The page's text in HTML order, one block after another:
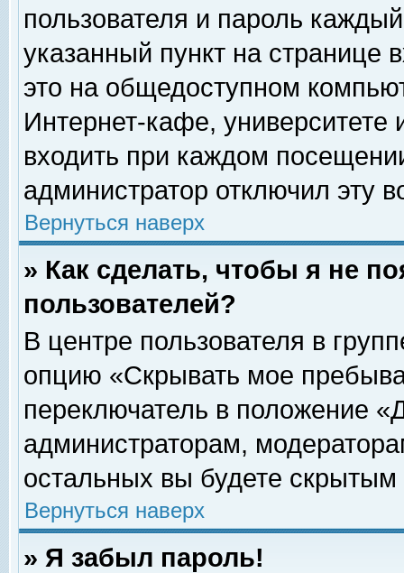
пользователя и пароль
указанный пункт на
это на общедоступном
Интернет-кафе, университете
входить при каждом
администратор отключил эту
Вернуться наверх
» Как сделать, чтобы я не
пользователей?
В центре пользователя в
опцию «Скрывать мое
переключатель в положение
администраторам,
остальных вы будете скрытым
Вернуться наверх
» Я забыл пароль!